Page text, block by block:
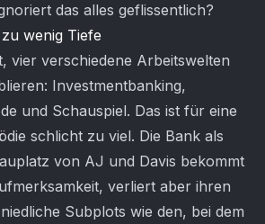
das alles geflissentlich?
wenig Tiefe
vier verschiedene Arbeitswelten
Investmentbanking,
und Schauspiel. Das ist für eine
schlicht zu viel. Die Bank als
von AJ und Davis bekommt
verliert aber ihren
Subplots wie den, bei dem